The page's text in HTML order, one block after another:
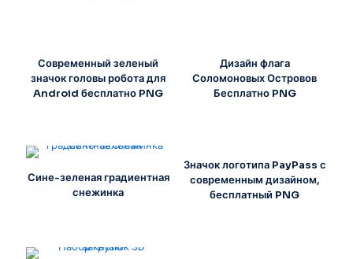
Современный зеленый
значок головы робота для
Android бесплатно PNG
Дизайн флага
Соломоновых Островов
Бесплатно PNG
Сине-зеленая градиентная
снежинка
Значок логотипа PayPass с
современным дизайном,
бесплатный PNG